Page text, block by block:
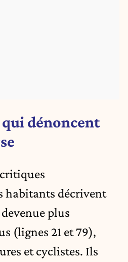
dénoncent
habitants décrivent
plus
(lignes 21 et 79),
et cyclistes. Ils